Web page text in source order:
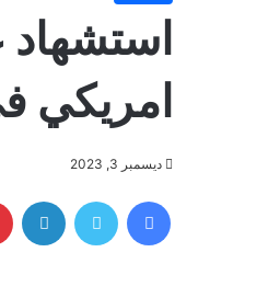
امريكي
ديسمبر 3, 2023
فيسبوك تويتر